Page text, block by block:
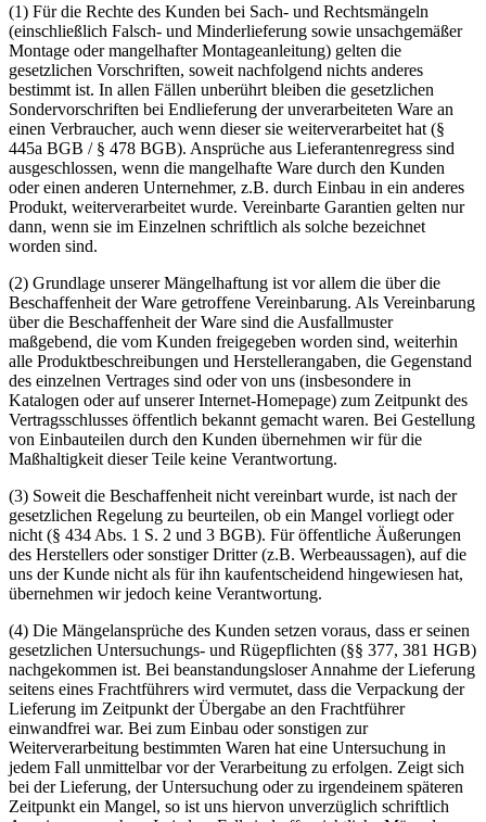
(1) Für die Rechte des Kunden bei Sach- und Rechtsmängeln
(einschließlich Falsch- und Minderlieferung sowie unsachgemäßer
Montage oder mangelhafter Montageanleitung) gelten die
gesetzlichen Vorschriften, soweit nachfolgend nichts anderes
bestimmt ist. In allen Fällen unberührt bleiben die gesetzlichen
Sondervorschriften bei Endlieferung der unverarbeiteten Ware an
einen Verbraucher, auch wenn dieser sie weiterverarbeitet hat (§
445a BGB / § 478 BGB). Ansprüche aus Lieferantenregress sind
ausgeschlossen, wenn die mangelhafte Ware durch den Kunden
oder einen anderen Unternehmer, z.B. durch Einbau in ein anderes
Produkt, weiterverarbeitet wurde. Vereinbarte Garantien gelten nur
dann, wenn sie im Einzelnen schriftlich als solche bezeichnet
worden sind.
(2) Grundlage unserer Mängelhaftung ist vor allem die über die
Beschaffenheit der Ware getroffene Vereinbarung. Als Vereinbarung
über die Beschaffenheit der Ware sind die Ausfallmuster
maßgebend, die vom Kunden freigegeben worden sind, weiterhin
alle Produktbeschreibungen und Herstellerangaben, die Gegenstand
des einzelnen Vertrages sind oder von uns (insbesondere in
Katalogen oder auf unserer Internet-Homepage) zum Zeitpunkt des
Vertragsschlusses öffentlich bekannt gemacht waren. Bei Gestellung
von Einbauteilen durch den Kunden übernehmen wir für die
Maßhaltigkeit dieser Teile keine Verantwortung.
(3) Soweit die Beschaffenheit nicht vereinbart wurde, ist nach der
gesetzlichen Regelung zu beurteilen, ob ein Mangel vorliegt oder
nicht (§ 434 Abs. 1 S. 2 und 3 BGB). Für öffentliche Äußerungen
des Herstellers oder sonstiger Dritter (z.B. Werbeaussagen), auf die
uns der Kunde nicht als für ihn kaufentscheidend hingewiesen hat,
übernehmen wir jedoch keine Verantwortung.
(4) Die Mängelansprüche des Kunden setzen voraus, dass er seinen
gesetzlichen Untersuchungs- und Rügepflichten (§§ 377, 381 HGB)
nachgekommen ist. Bei beanstandungsloser Annahme der Lieferung
seitens eines Frachtführers wird vermutet, dass die Verpackung der
Lieferung im Zeitpunkt der Übergabe an den Frachtführer
einwandfrei war. Bei zum Einbau oder sonstigen zur
Weiterverarbeitung bestimmten Waren hat eine Untersuchung in
jedem Fall unmittelbar vor der Verarbeitung zu erfolgen. Zeigt sich
bei der Lieferung, der Untersuchung oder zu irgendeinem späteren
Zeitpunkt ein Mangel, so ist uns hiervon unverzüglich schriftlich